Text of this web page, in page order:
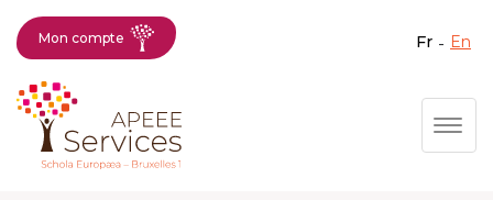
Aller
Fermer X
Mon compte fr en